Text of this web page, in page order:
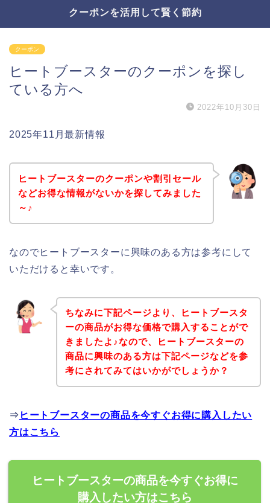
クーポンを活用して賢く節約
クーポン
ヒートブースターのクーポンを探し
ている方へ
2022年10月30日
2025年11月最新情報
ヒートブースターのクーポンや割引セール
などお得な情報がないかを探してみました
～♪
なのでヒートブースターに興味のある方は参考にして
いただけると幸いです。
ちなみに下記ページより、ヒートブースタ
ーの商品がお得な価格で購入することがで
きましたよ♪なので、ヒートブースターの
商品に興味のある方は下記ページなどを参
考にされてみてはいかがでしょうか？
⇒ ヒートブースターの商品を今すぐお得に購入したい
方はこちら
ヒートブースターの商品を今すぐお得に
購入したい方はこちら